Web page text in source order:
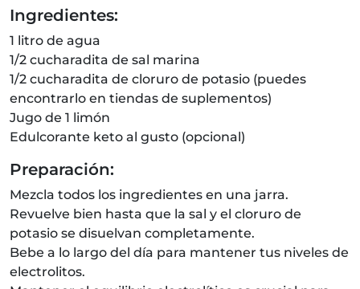
Ingredientes:
1 litro de agua
1/2 cucharadita de sal marina
1/2 cucharadita de cloruro de potasio (puedes
encontrarlo en tiendas de suplementos)
Jugo de 1 limón
Edulcorante keto al gusto (opcional)
Preparación:
Mezcla todos los ingredientes en una jarra.
Revuelve bien hasta que la sal y el cloruro de
potasio se disuelvan completamente.
Bebe a lo largo del día para mantener tus niveles de
electrolitos.